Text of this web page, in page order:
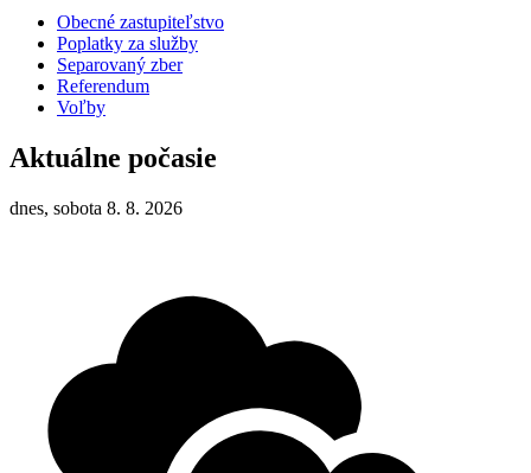
Obecné zastupiteľstvo
Poplatky za služby
Separovaný zber
Referendum
Voľby
Aktuálne počasie
dnes, sobota 8. 8. 2026